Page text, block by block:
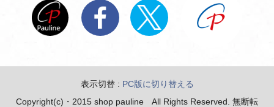
表示切替 : PC版に切り替える
Copyright(c)・2015 shop pauline All Rights Reserved. 無断転